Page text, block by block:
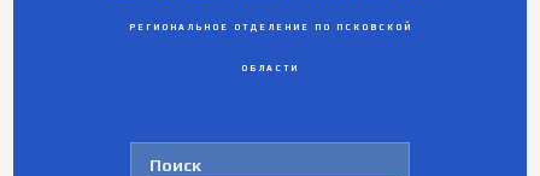
РЕГИОНАЛЬНОЕ ОТДЕЛЕНИЕ ПО ПСКОВСКОЙ
ОБЛАСТИ
Поиск